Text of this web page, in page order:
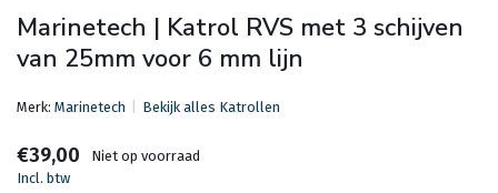
Marinetech | Katrol RVS met 3 schijven
van 25mm voor 6 mm lijn
Merk: Marinetech Bekijk alles Katrollen
€39,00
Niet op voorraad
Incl. btw